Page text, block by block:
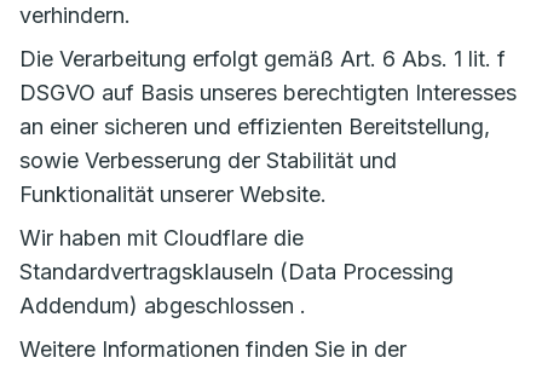
verhindern.
Die Verarbeitung erfolgt gemäß Art. 6 Abs. 1 lit. f
DSGVO auf Basis unseres berechtigten Interesses
an einer sicheren und effizienten Bereitstellung,
sowie Verbesserung der Stabilität und
Funktionalität unserer Website.
Wir haben mit Cloudflare die
Standardvertragsklauseln (Data Processing
Addendum) abgeschlossen .
Weitere Informationen finden Sie in der